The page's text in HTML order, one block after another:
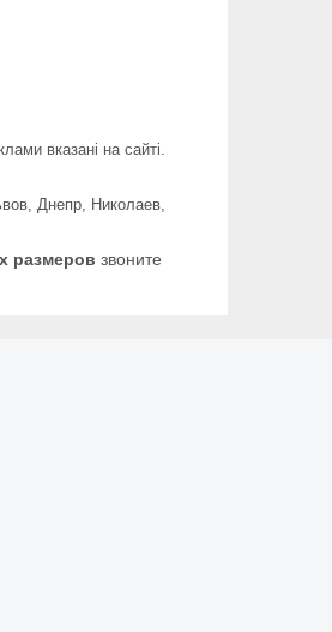
вказані на сайті.
Днепр, Николаев,
размеров звоните